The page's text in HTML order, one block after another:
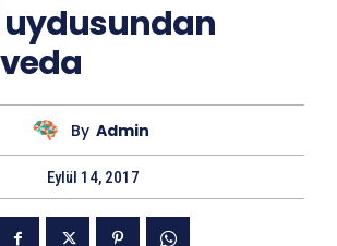
uydusundan
By Admin
Eylül 14, 2017